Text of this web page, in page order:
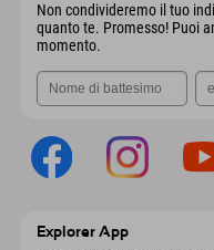
Non condivideremo il tuo
quanto te. Promesso! Puoi
momento.
Explorer App